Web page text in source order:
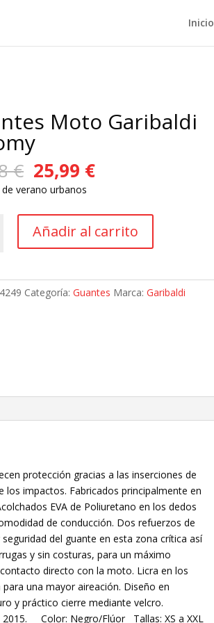
Inicio
Moto Garibaldi
€ El
precio
original
era:
28,88 €.
25,99 €El
es:
25,99 €.
verano urbanos
Añadir al carrito
Categoría:Guantes Marca:Garibaldi
protección gracias a las inserciones de
los impactos. Fabricados principalmente en
EVA de Poliuretano en los dedos
de conducción. Dos refuerzos de
del guante en esta zona crítica así
y sin costuras, para un máximo
directo con la moto. Licra en los
una mayor aireación. Diseño en
y práctico cierre mediante velcro.
2015. Color: Negro/Flúor Tallas: XS a XXL